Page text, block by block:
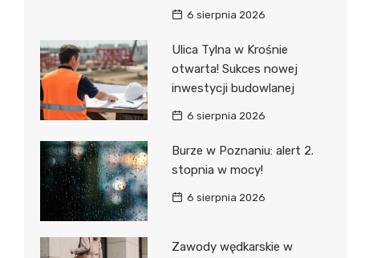
6 sierpnia 2026
Ulica Tylna w Krośnie
otwarta! Sukces nowej
inwestycji budowlanej
6 sierpnia 2026
Burze w Poznaniu: alert 2.
stopnia w mocy!
6 sierpnia 2026
Zawody wędkarskie w